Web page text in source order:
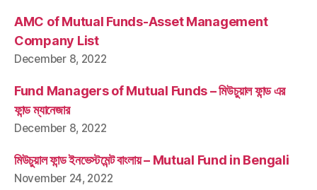
AMC of Mutual Funds-Asset Management
Company List
December 8, 2022
Fund Managers of Mutual Funds – মিউচুয়াল ফান্ড এর
ফান্ড ম্যানেজার
December 8, 2022
মিউচুয়াল ফান্ড ইনভেস্টমেন্ট বাংলায় – Mutual Fund in Bengali
November 24, 2022